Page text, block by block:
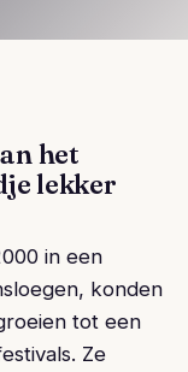
het
lekker
in een
konden
tot een
Ze